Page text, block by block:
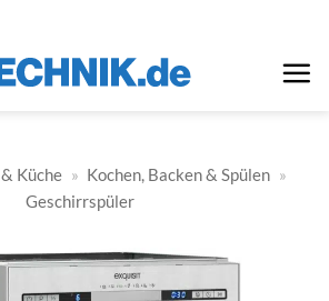
Küche » Kochen, Backen & Spülen »
Geschirrspüler